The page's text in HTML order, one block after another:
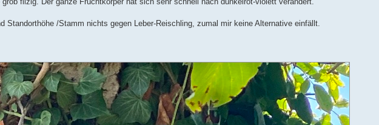
Standorthöhe /Stamm nichts gegen Leber-Reischling, zumal mir keine Alternative einfällt.